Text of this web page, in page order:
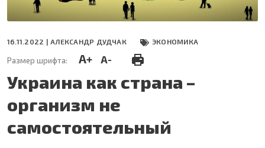
16.11.2022 |АЛЕКСАНДР ДУДЧАК ЭКОНОМИКА
Размер шрифта: A+ A-
Украина как страна –
организм не
самостоятельный